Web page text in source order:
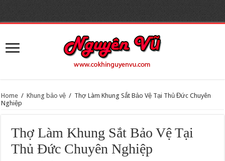
> gtag('config', 'UA-160302226-1'); window.dataLayer = window.dataLayer ||
[]; function gtag(){dataLayer.push(arguments);} gtag('js', new Date());
gtag('config', 'UA-162817286-1');
Home / Khung bảo vệ / Thợ Làm Khung Sắt Bảo Vệ Tại Thủ Đức Chuyên
Nghiệp
Thợ Làm Khung Sắt Bảo Vệ Tại
Thủ Đức Chuyên Nghiệp